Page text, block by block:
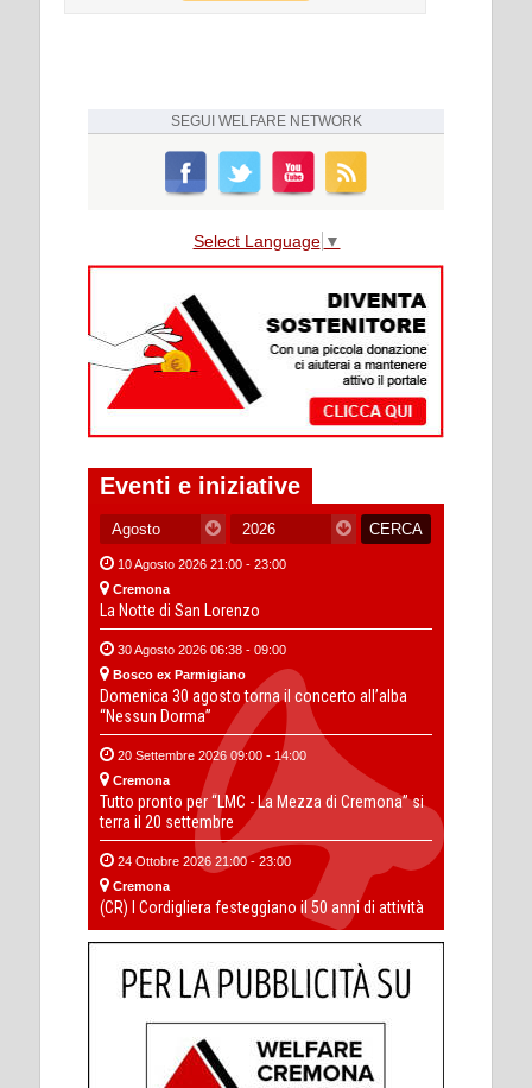
SEGUI WELFARE NETWORK
Select Language ▼
Eventi e iniziative
10 Agosto 2026 21:00 - 23:00
Cremona
La Notte di San Lorenzo
30 Agosto 2026 06:38 - 09:00
Bosco ex Parmigiano
Domenica 30 agosto torna il concerto all’alba
“Nessun Dorma”
20 Settembre 2026 09:00 - 14:00
Cremona
Tutto pronto per “LMC - La Mezza di Cremona” si
terra il 20 settembre
24 Ottobre 2026 21:00 - 23:00
Cremona
(CR) I Cordigliera festeggiano il 50 anni di attività